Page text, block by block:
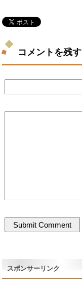
コメントを残す
スポンサーリンク